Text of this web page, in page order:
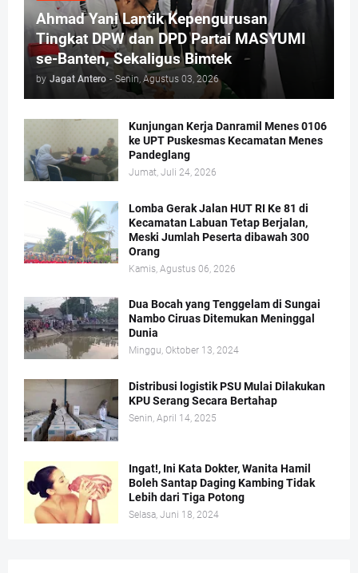
Ahmad Yani Lantik Kepengurusan
Tingkat DPW dan DPD Partai MASYUMI
se-Banten, Sekaligus Bimtek
by Jagat Antero - Senin, Agustus 03, 2026
Kunjungan Kerja Danramil Menes 0106
ke UPT Puskesmas Kecamatan Menes
Pandeglang
Jumat, Juli 24, 2026
Lomba Gerak Jalan HUT RI Ke 81 di
Kecamatan Labuan Tetap Berjalan,
Meski Jumlah Peserta dibawah 300
Orang
Kamis, Agustus 06, 2026
Dua Bocah yang Tenggelam di Sungai
Nambo Ciruas Ditemukan Meninggal
Dunia
Minggu, Oktober 13, 2024
Distribusi logistik PSU Mulai Dilakukan
KPU Serang Secara Bertahap
Senin, April 14, 2025
Ingat!, Ini Kata Dokter, Wanita Hamil
Boleh Santap Daging Kambing Tidak
Lebih dari Tiga Potong
Selasa, Juni 18, 2024